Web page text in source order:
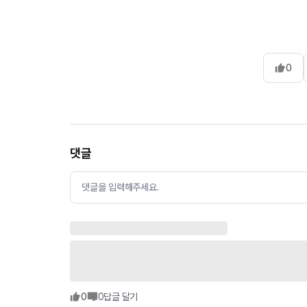
0
댓글
댓글을 입력해주세요.
0 0답글 달기